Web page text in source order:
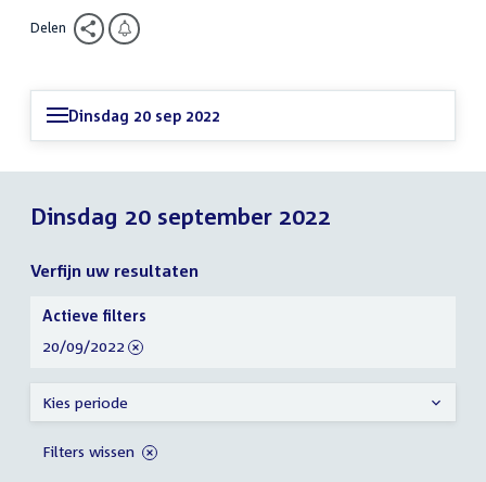
Delen
Dinsdag 20 sep 2022
Dinsdag 20 september 2022
Verfijn uw resultaten
Verfijn
uw
resultaten
Actieve filters
verwijder
20/09/2022
Kies periode
Filters wissen